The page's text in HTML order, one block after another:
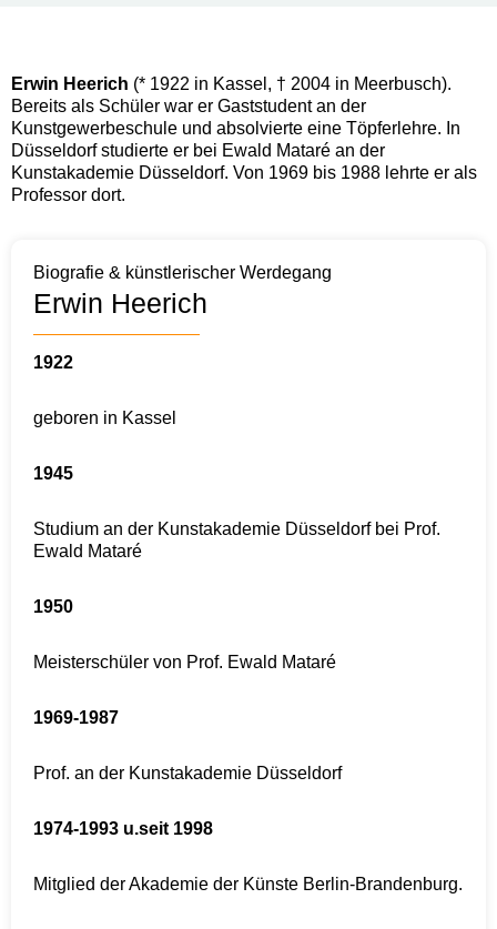
Erwin Heerich (* 1922 in Kassel, † 2004 in Meerbusch).
Bereits als Schüler war er Gaststudent an der
Kunstgewerbeschule und absolvierte eine Töpferlehre. In
Düsseldorf studierte er bei Ewald Mataré an der
Kunstakademie Düsseldorf. Von 1969 bis 1988 lehrte er als
Professor dort.
Biografie & künstlerischer Werdegang
Erwin Heerich
1922
geboren in Kassel
1945
Studium an der Kunstakademie Düsseldorf bei Prof.
Ewald Mataré
1950
Meisterschüler von Prof. Ewald Mataré
1969-1987
Prof. an der Kunstakademie Düsseldorf
1974-1993 u.seit 1998
Mitglied der Akademie der Künste Berlin-Brandenburg.